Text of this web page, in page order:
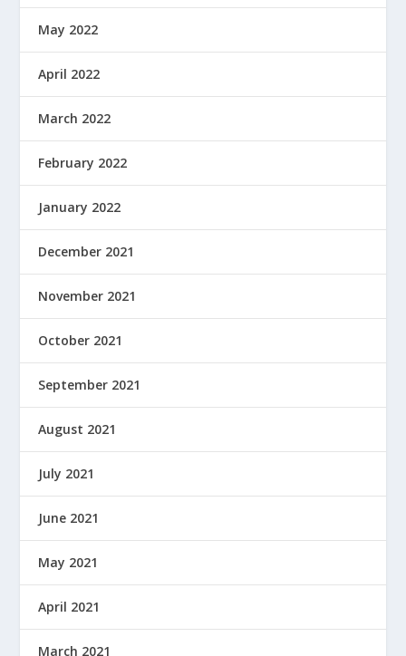
May 2022
April 2022
March 2022
February 2022
January 2022
December 2021
November 2021
October 2021
September 2021
August 2021
July 2021
June 2021
May 2021
April 2021
March 2021